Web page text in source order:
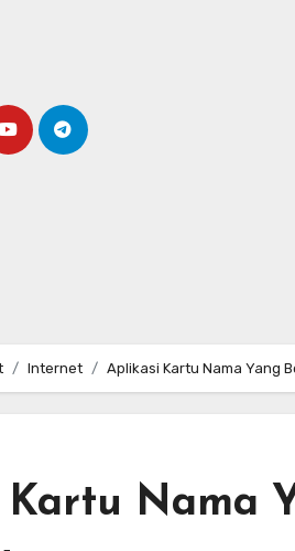
Internet Aplikasi Kartu Nama Yang
Nama